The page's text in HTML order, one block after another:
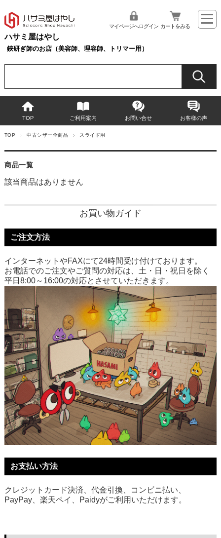
ハサミ屋はやし
鋏研ぎ師のお店（美容師、理容師、トリマー用）
マイページへログイン カートをみる
TOP ご利用案内 お問い合せ お客様の声
TOP 中古シザー全商品 スライド用
商品一覧
該当商品はありません
お買い物ガイド
ご注文方法
インターネットやFAXにて24時間受け付けております。
お電話でのご注文やご質問の対応は、土・日・祝日を除く
平日8:00～16:00の対応とさせていただきます。
お支払い方法
クレジットカード決済、代金引換、コンビニ払い、
PayPay、楽天ペイ、Paidyがご利用いただけます。